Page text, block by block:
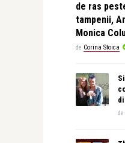
de ras
tampenii,
Monica
de Corina Stoica
de